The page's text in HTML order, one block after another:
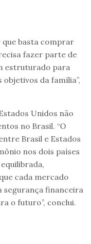
que basta comprar
fazer parte de
estruturado para
da família”,
Unidos não
no Brasil. “O
Brasil e Estados
nos dois países
cada mercado
segurança financeira
o futuro”, conclui.